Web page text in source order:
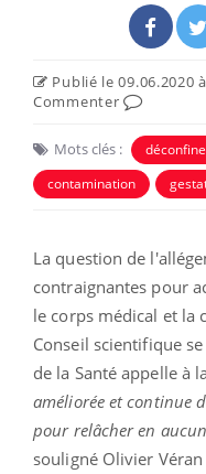
Publié le 09.06.2020
Commenter
Mots clés :
contamination
La question de
contraignantes pour
le corps médical et la
Conseil scientifique
de la Santé appelle à
améliorée et continue
pour relâcher en
souligné Olivier